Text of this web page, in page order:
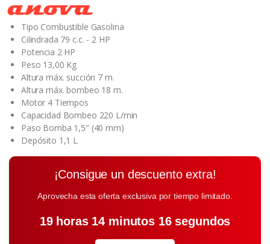
Tipo Combustible Gasolina
Cilindrada 79 c.c. - 2 HP
Potencia 2 HP
Peso 13,00 Kg
Altura máx. succión 7 m.
Altura máx. bombeo 18 m.
Motor 4 Tiempos
Capacidad Bombeo 220 L/min
Paso Bomba 1,5" (40 mm)
Depósito 1,1 L
¡Consigue un descuento extra!
Aprovecha esta oferta exclusiva por tiempo limitado.
19 horas 14 minutos 15 segundos